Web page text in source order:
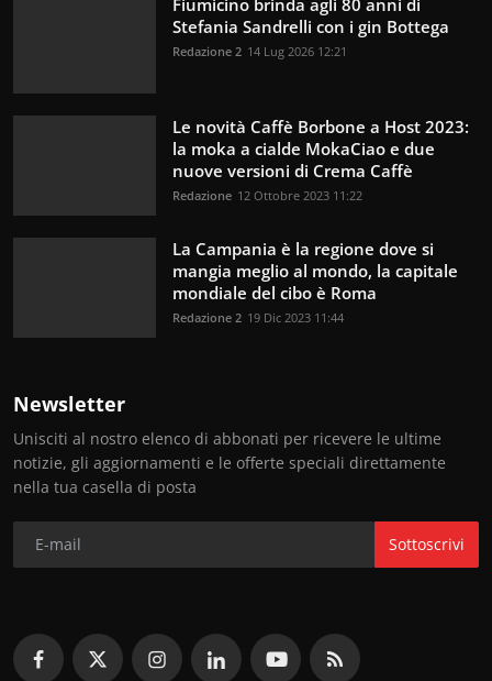
Stefania Sandrelli con i gin Bottega
Redazione 2 14 Lug 2026 12:21
Le novità Caffè Borbone a Host 2023:
la moka a cialde MokaCiao e due
nuove versioni di Crema Caffè
Redazione 12 Ottobre 2023 11:22
La Campania è la regione dove si
mangia meglio al mondo, la capitale
mondiale del cibo è Roma
Redazione 2 19 Dic 2023 11:44
Newsletter
Unisciti al nostro elenco di abbonati per ricevere le ultime
notizie, gli aggiornamenti e le offerte speciali direttamente
nella tua casella di posta
Sottoscrivi